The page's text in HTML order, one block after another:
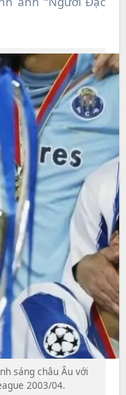
sáng châu Âu với
2003/04.